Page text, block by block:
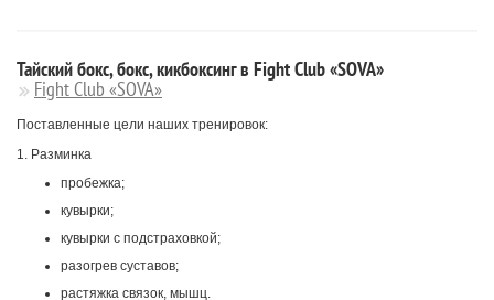
Тайский бокс, бокс, кикбоксинг в Fight Club «SOVA»
Fight Club «SOVA»
Поставленные цели наших тренировок:
1. Разминка
пробежка;
кувырки;
кувырки с подстраховкой;
разогрев суставов;
растяжка связок, мышц.